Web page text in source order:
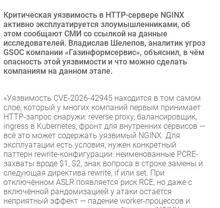
Безопасность
Инновации
CIO/Управление ИТ
Гаджеты
Здоровье
РАЗДЕЛЫ
Новости
Аналитика
Интервью
Мероприятия
Проекты
IT класс
Тестовый стенд
Критическая уязвимость в HTTP-сервере NGINX
активно эксплуатируется злоумышленниками, об
этом сообщают СМИ со ссылкой на данные
исследователей. Владислав Шелепов, аналитик угроз
GSOC компании «Газинформсервис», объяснил, в чём
опасность этой уязвимости и что можно сделать
компаниям на данном этапе.
«Уязвимость CVE-2026-42945 находится в том самом
слое, который у многих компаний первым принимает
HTTP-запрос снаружи: reverse proxy, балансировщик,
ingress в Kubernetes, фронт для внутренних сервисов —
всё это может содержать уязвимый NGINX. Для
эксплуатации есть условия, нужен конкретный
паттерн rewrite-конфигурации: неименованные PCRE-
захваты вроде $1, $2, знак вопроса в строке замены и
следующая директива rewrite, if или set. При
отключённом ASLR появляется риск RCE, но даже с
включённой рандомизацией у атаки остаётся
неприятный эффект — падение worker-процессов и